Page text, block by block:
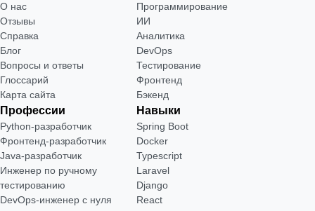
О нас
Отзывы
Справка
Блог
Вопросы и ответы
Глоссарий
Карта сайта
Программирование
ИИ
Аналитика
DevOps
Тестирование
Фронтенд
Бэкенд
Профессии
Python-разработчик
Фронтенд-разработчик
Java-разработчик
Инженер по ручному
тестированию
DevOps-инженер с нуля
Навыки
Spring Boot
Docker
Typescript
Laravel
Django
React